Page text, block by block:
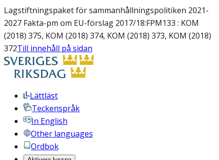
Lagstiftningspaket för sammanhållningspolitiken 2021-
2027 Fakta-pm om EU-förslag 2017/18:FPM133 : KOM
(2018) 375, KOM (2018) 374, KOM (2018) 373, KOM (2018)
372Till innehåll på sidan
Lättläst
Teckenspråk
In English
Other languages
Ordbok